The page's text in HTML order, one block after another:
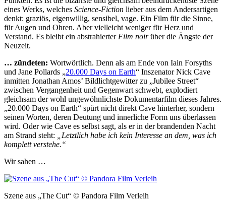
eines Werks, welches Science-Fiction lieber aus dem Andersartigen
denkt: graziös, eigenwillig, sensibel, vage. Ein Film für die Sinne,
für Augen und Ohren. Aber vielleicht weniger für Herz und
Verstand. Es bleibt ein abstrahierter Film noirüber die Ängste der
Neuzeit.
… zündeten: Wortwörtlich. Denn als am Ende von Iain Forsyths
und Jane Pollards „20.000 Days on Earth“ Inszenator Nick Cave
inmitten Jonathan Amos’ Bildlichtgewitter zu „Jubilee Street“
zwischen Vergangenheit und Gegenwart schwebt, explodiert
gleichsam der wohl ungewöhnlichste Dokumentarfilm dieses Jahres.
„20.000 Days on Earth“ spürt nicht direkt Cave hinterher, sondern
seinen Worten, deren Deutung und innerliche Form uns überlassen
wird. Oder wie Cave es selbst sagt, als er in der brandenden Nacht
am Strand steht:
„Letztlich habe ich kein Interesse an dem, was ich
komplett verstehe.“
Wir sahen …
Szene aus „The Cut“ © Pandora Film Verleih